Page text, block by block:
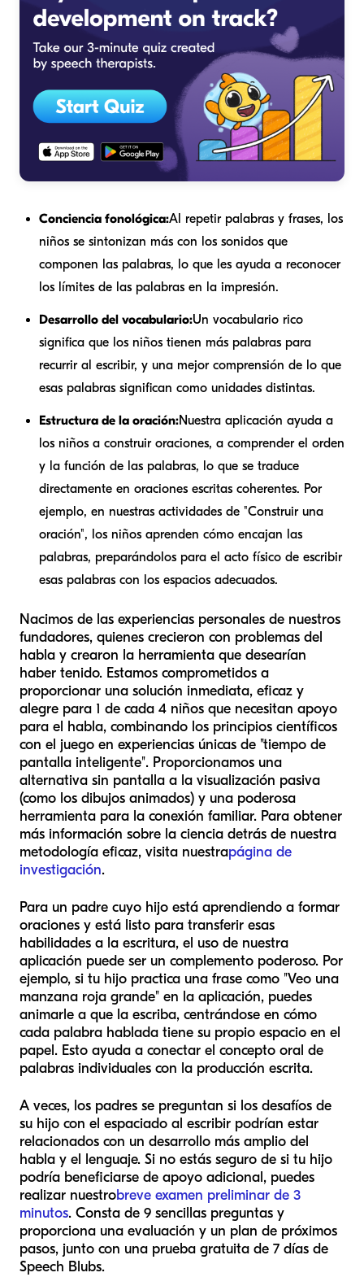
Conciencia fonológica:Al repetir palabras y frases, los
niños se sintonizan más con los sonidos que
componen las palabras, lo que les ayuda a reconocer
los límites de las palabras en la impresión.
Desarrollo del vocabulario:Un vocabulario rico
significa que los niños tienen más palabras para
recurrir al escribir, y una mejor comprensión de lo que
esas palabras significan como unidades distintas.
Estructura de la oración:Nuestra aplicación ayuda a
los niños a construir oraciones, a comprender el orden
y la función de las palabras, lo que se traduce
directamente en oraciones escritas coherentes. Por
ejemplo, en nuestras actividades de "Construir una
oración", los niños aprenden cómo encajan las
palabras, preparándolos para el acto físico de escribir
esas palabras con los espacios adecuados.
Nacimos de las experiencias personales de nuestros
fundadores, quienes crecieron con problemas del
habla y crearon la herramienta que desearían
haber tenido. Estamos comprometidos a
proporcionar una solución inmediata, eficaz y
alegre para 1 de cada 4 niños que necesitan apoyo
para el habla, combinando los principios científicos
con el juego en experiencias únicas de "tiempo de
pantalla inteligente". Proporcionamos una
alternativa sin pantalla a la visualización pasiva
(como los dibujos animados) y una poderosa
herramienta para la conexión familiar. Para obtener
más información sobre la ciencia detrás de nuestra
metodología eficaz, visita nuestrapágina de
investigación.
Para un padre cuyo hijo está aprendiendo a formar
oraciones y está listo para transferir esas
habilidades a la escritura, el uso de nuestra
aplicación puede ser un complemento poderoso. Por
ejemplo, si tu hijo practica una frase como "Veo una
manzana roja grande" en la aplicación, puedes
animarle a que la escriba, centrándose en cómo
cada palabra hablada tiene su propio espacio en el
papel. Esto ayuda a conectar el concepto oral de
palabras individuales con la producción escrita.
A veces, los padres se preguntan si los desafíos de
su hijo con el espaciado al escribir podrían estar
relacionados con un desarrollo más amplio del
habla y el lenguaje. Si no estás seguro de si tu hijo
podría beneficiarse de apoyo adicional, puedes
realizar nuestrobreve examen preliminar de 3
minutos. Consta de 9 sencillas preguntas y
proporciona una evaluación y un plan de próximos
pasos, junto con una prueba gratuita de 7 días de
Speech Blubs.